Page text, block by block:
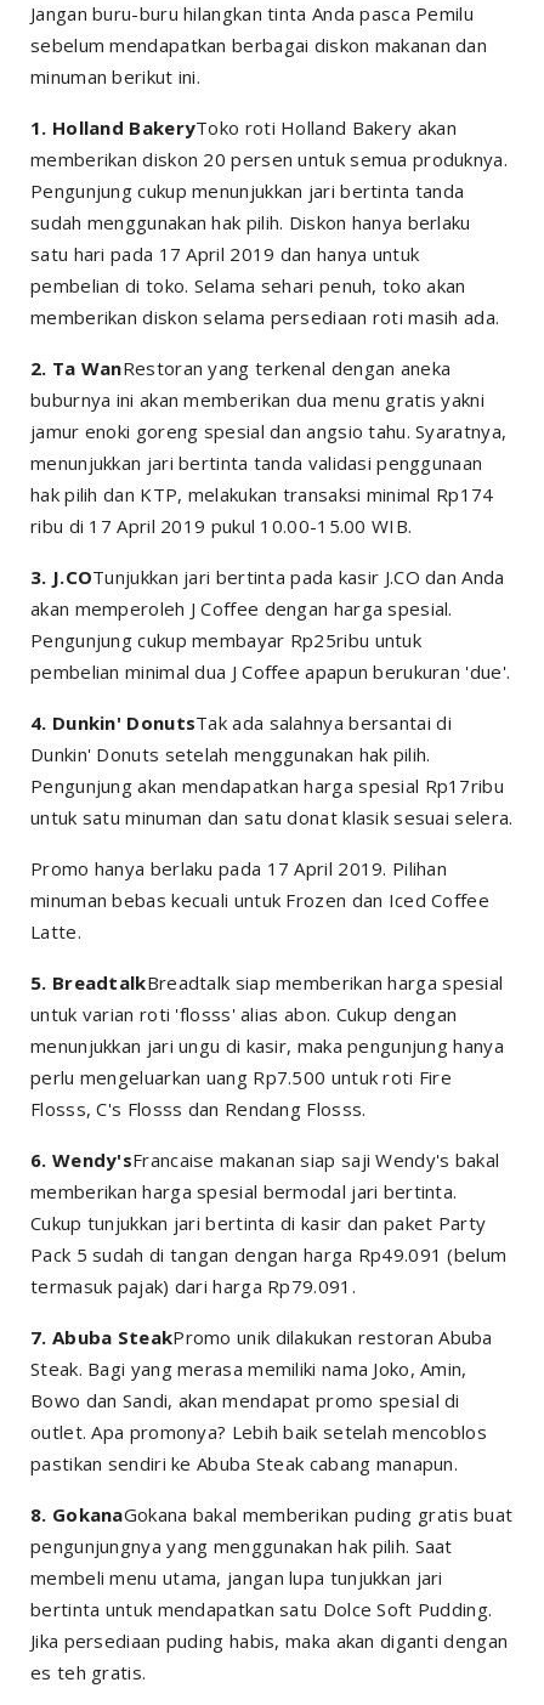
Jangan buru-buru hilangkan tinta Anda pasca Pemilu
sebelum mendapatkan berbagai diskon makanan dan
minuman berikut ini.
1. Holland BakeryToko roti Holland Bakery akan
memberikan diskon 20 persen untuk semua produknya.
Pengunjung cukup menunjukkan jari bertinta tanda
sudah menggunakan hak pilih. Diskon hanya berlaku
satu hari pada 17 April 2019 dan hanya untuk
pembelian di toko. Selama sehari penuh, toko akan
memberikan diskon selama persediaan roti masih ada.
2. Ta WanRestoran yang terkenal dengan aneka
buburnya ini akan memberikan dua menu gratis yakni
jamur enoki goreng spesial dan angsio tahu. Syaratnya,
menunjukkan jari bertinta tanda validasi penggunaan
hak pilih dan KTP, melakukan transaksi minimal Rp174
ribu di 17 April 2019 pukul 10.00-15.00 WIB.
3. J.COTunjukkan jari bertinta pada kasir J.CO dan Anda
akan memperoleh J Coffee dengan harga spesial.
Pengunjung cukup membayar Rp25ribu untuk
pembelian minimal dua J Coffee apapun berukuran 'due'.
4. Dunkin' DonutsTak ada salahnya bersantai di
Dunkin' Donuts setelah menggunakan hak pilih.
Pengunjung akan mendapatkan harga spesial Rp17ribu
untuk satu minuman dan satu donat klasik sesuai selera.
Promo hanya berlaku pada 17 April 2019. Pilihan
minuman bebas kecuali untuk Frozen dan Iced Coffee
Latte.
5. BreadtalkBreadtalk siap memberikan harga spesial
untuk varian roti 'flosss' alias abon. Cukup dengan
menunjukkan jari ungu di kasir, maka pengunjung hanya
perlu mengeluarkan uang Rp7.500 untuk roti Fire
Flosss, C's Flosss dan Rendang Flosss.
6. Wendy'sFrancaise makanan siap saji Wendy's bakal
memberikan harga spesial bermodal jari bertinta.
Cukup tunjukkan jari bertinta di kasir dan paket Party
Pack 5 sudah di tangan dengan harga Rp49.091 (belum
termasuk pajak) dari harga Rp79.091.
7. Abuba SteakPromo unik dilakukan restoran Abuba
Steak. Bagi yang merasa memiliki nama Joko, Amin,
Bowo dan Sandi, akan mendapat promo spesial di
outlet. Apa promonya? Lebih baik setelah mencoblos
pastikan sendiri ke Abuba Steak cabang manapun.
8. GokanaGokana bakal memberikan puding gratis buat
pengunjungnya yang menggunakan hak pilih. Saat
membeli menu utama, jangan lupa tunjukkan jari
bertinta untuk mendapatkan satu Dolce Soft Pudding.
Jika persediaan puding habis, maka akan diganti dengan
es teh gratis.